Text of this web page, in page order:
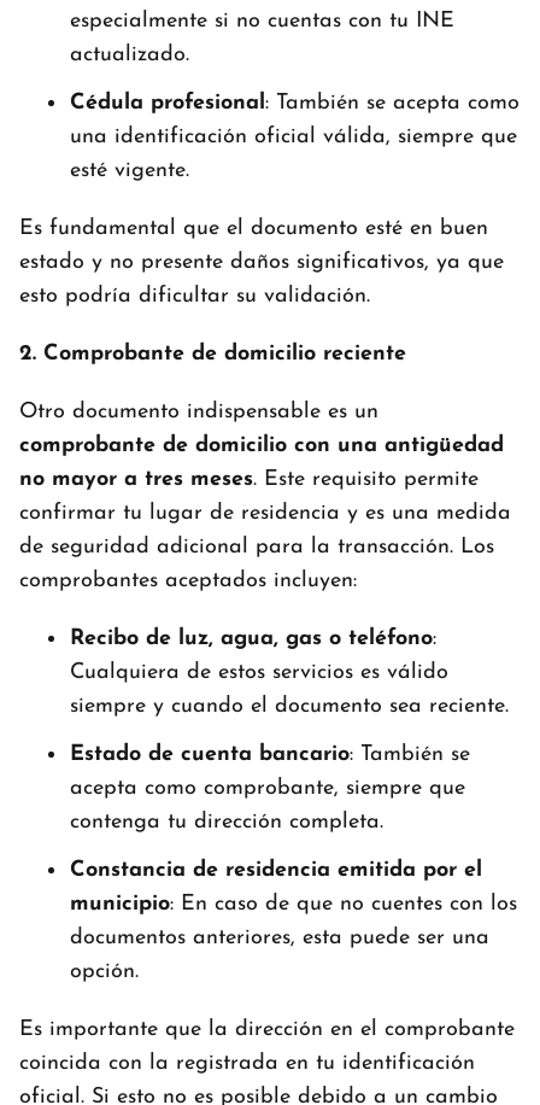
especialmente si no cuentas con tu INE
actualizado.
Cédula profesional : También se acepta como
una identificación oficial válida, siempre que
esté vigente.
Es fundamental que el documento esté en buen
estado y no presente daños significativos, ya que
esto podría dificultar su validación.
2. Comprobante de domicilio reciente
Otro documento indispensable es un
comprobante de domicilio con una antigüedad
no mayor a tres meses. Este requisito permite
confirmar tu lugar de residencia y es una medida
de seguridad adicional para la transacción. Los
comprobantes aceptados incluyen:
Recibo de luz, agua, gas o teléfono:
Cualquiera de estos servicios es válido
siempre y cuando el documento sea reciente.
Estado de cuenta bancario: También se
acepta como comprobante, siempre que
contenga tu dirección completa.
Constancia de residencia emitida por el
municipio: En caso de que no cuentes con los
documentos anteriores, esta puede ser una
opción.
Es importante que la dirección en el comprobante
coincida con la registrada en tu identificación
oficial. Si esto no es posible debido a un cambio